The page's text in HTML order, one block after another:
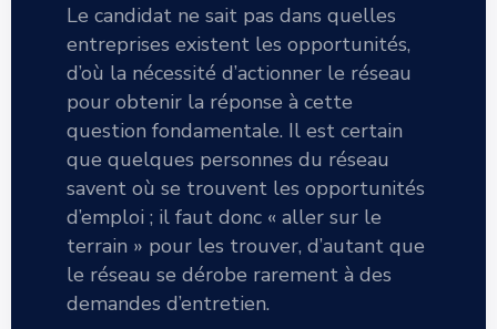
Le candidat ne sait pas dans quelles
entreprises existent les opportunités,
d’où la nécessité d’actionner le réseau
pour obtenir la réponse à cette
question fondamentale. Il est certain
que quelques personnes du réseau
savent où se trouvent les opportunités
d’emploi ; il faut donc « aller sur le
terrain » pour les trouver, d’autant que
le réseau se dérobe rarement à des
demandes d’entretien.